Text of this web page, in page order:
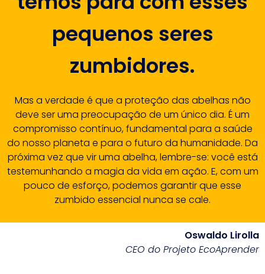
pequenos seres
zumbidores.
Mas a verdade é que a proteção das abelhas não
deve ser uma preocupação de um único dia. É um
compromisso contínuo, fundamental para a saúde
do nosso planeta e para o futuro da humanidade. Da
próxima vez que vir uma abelha, lembre-se: você está
testemunhando a magia da vida em ação. E, com um
pouco de esforço, podemos garantir que esse
zumbido essencial nunca se cale.
Oswaldo Lirolla
CEO do Projeto EcoAprender